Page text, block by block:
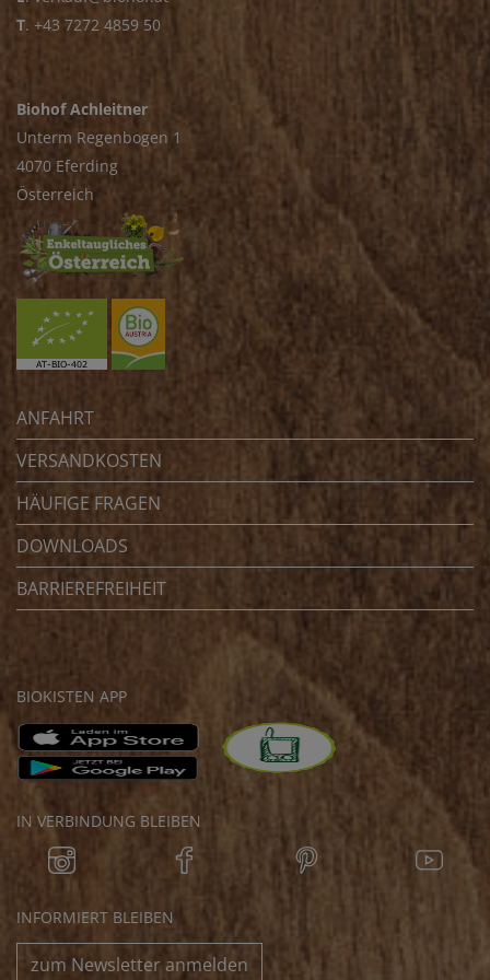
T. +43 7272 4859 50
Biohof Achleitner
Unterm Regenbogen 1
4070 Eferding
Österreich
ANFAHRT
VERSANDKOSTEN
HÄUFIGE FRAGEN
DOWNLOADS
BARRIEREFREIHEIT
BIOKISTEN APP
IN VERBINDUNG BLEIBEN
INFORMIERT BLEIBEN
zum Newsletter anmelden